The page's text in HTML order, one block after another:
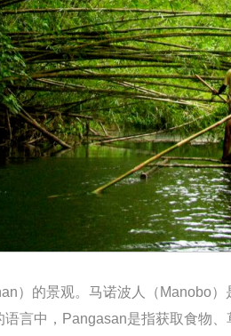
的景观。马诺波人（Manobo）
言中，Pangasan是指获取食物